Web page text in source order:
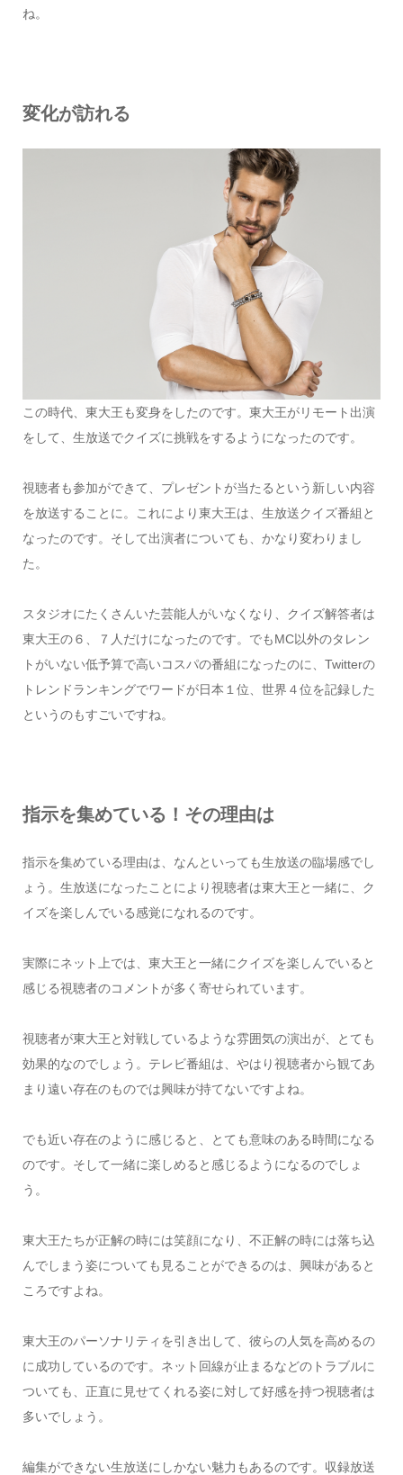
ね。
変化が訪れる
この時代、東大王も変身をしたのです。東大王がリモート出演
をして、生放送でクイズに挑戦をするようになったのです。
視聴者も参加ができて、プレゼントが当たるという新しい内容
を放送することに。これにより東大王は、生放送クイズ番組と
なったのです。そして出演者についても、かなり変わりまし
た。
スタジオにたくさんいた芸能人がいなくなり、クイズ解答者は
東大王の６、７人だけになったのです。でもMC以外のタレン
トがいない低予算で高いコスパの番組になったのに、Twitterの
トレンドランキングでワードが日本１位、世界４位を記録した
というのもすごいですね。
指示を集めている！その理由は
指示を集めている理由は、なんといっても生放送の臨場感でし
ょう。生放送になったことにより視聴者は東大王と一緒に、ク
イズを楽しんでいる感覚になれるのです。
実際にネット上では、東大王と一緒にクイズを楽しんでいると
感じる視聴者のコメントが多く寄せられています。
視聴者が東大王と対戦しているような雰囲気の演出が、とても
効果的なのでしょう。テレビ番組は、やはり視聴者から観てあ
まり遠い存在のものでは興味が持てないですよね。
でも近い存在のように感じると、とても意味のある時間になる
のです。そして一緒に楽しめると感じるようになるのでしょ
う。
東大王たちが正解の時には笑顔になり、不正解の時には落ち込
んでしまう姿についても見ることができるのは、興味があると
ころですよね。
東大王のパーソナリティを引き出して、彼らの人気を高めるの
に成功しているのです。ネット回線が止まるなどのトラブルに
ついても、正直に見せてくれる姿に対して好感を持つ視聴者は
多いでしょう。
編集ができない生放送にしかない魅力もあるのです。収録放送